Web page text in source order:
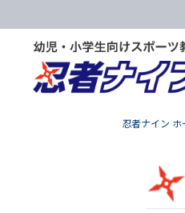
忍者ナイン ホ